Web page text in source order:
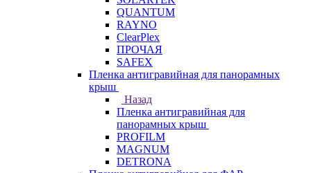
QUANTUM
RAYNO
ClearPlex
ПРОЧАЯ
SAFEX
Пленка антигравийная для панорамных
крыш
Назад
Пленка антигравийная для
панорамных крыш
PROFILM
MAGNUM
DETRONA